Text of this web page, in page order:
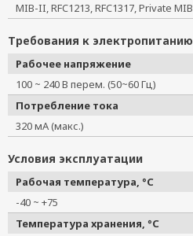
MIB-II, RFC1213, RFC1317, Private MIB
Требования к электропитанию
Рабочее напряжение
100 ~ 240 В перем. (50~60 Гц)
Потребление тока
320 мА (макс.)
Условия эксплуатации
Рабочая температура, °C
-40 ~ +75
Температура хранения, °C